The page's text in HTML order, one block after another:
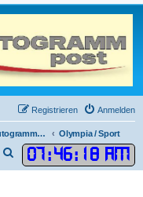
Anmelden
Registrieren
CDA-Autogrammkarten Olympia / Sport
07:46: 18 AM
u